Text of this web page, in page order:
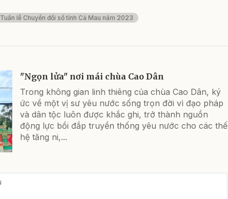
Tuần lễ Chuyển đổi số tỉnh Cà Mau năm 2023
"Ngọn lửa" nơi mái chùa Cao Dân
Trong không gian linh thiêng của chùa Cao Dân, ký
ức về một vị sư yêu nước sống trọn đời vì đạo pháp
và dân tộc luôn được khắc ghi, trở thành nguồn
động lực bồi đắp truyền thống yêu nước cho các thế
hệ tăng ni,...